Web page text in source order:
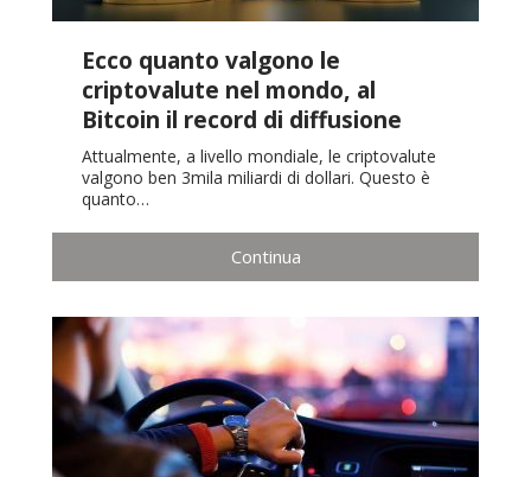
Ecco quanto valgono le
criptovalute nel mondo, al
Bitcoin il record di diffusione
Attualmente, a livello mondiale, le criptovalute
valgono ben 3mila miliardi di dollari. Questo è
quanto…
Continua